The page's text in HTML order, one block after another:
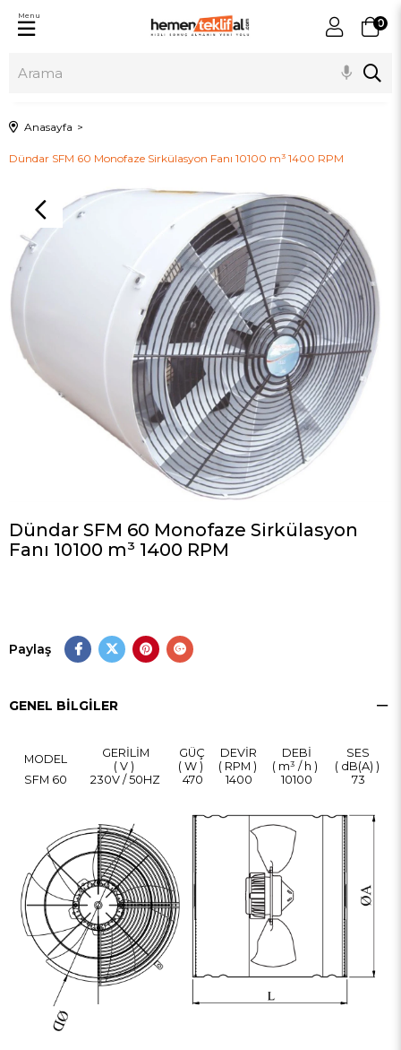
0
Menu
Anasayfa
Dündar SFM 60 Monofaze Sirkülasyon Fanı 10100 m³ 1400 RPM
Dündar SFM 60 Monofaze Sirkülasyon
Fanı 10100 m³ 1400 RPM
Paylaş
GENEL BILGILER
MODEL
GERİLİM
( V )
GÜÇ
( W )
DEVİR
( RPM )
DEBİ
( m³ / h )
SES
( dB(A) )
SFM 60
230V / 50HZ 470 1400 10100 73